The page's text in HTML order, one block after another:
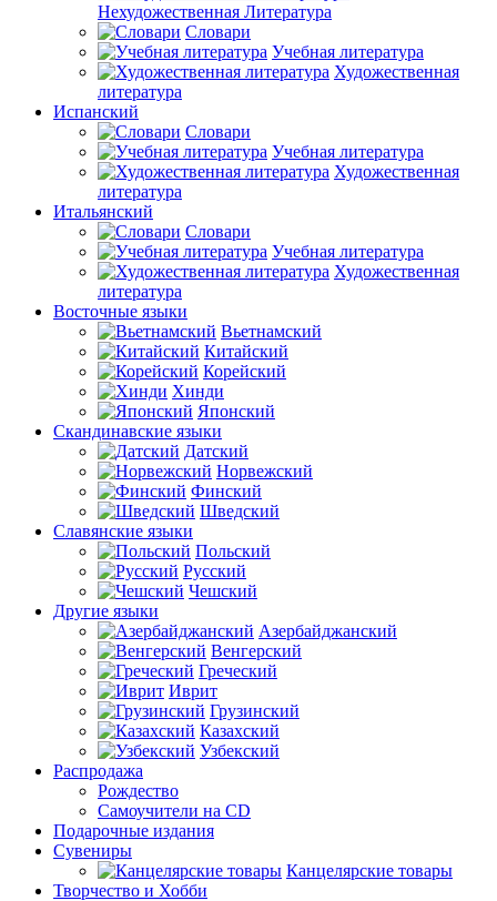
Нехудожественная Литература
Словари
Учебная литература
Художественная
литература
Испанский
Словари
Учебная литература
Художественная
литература
Итальянский
Словари
Учебная литература
Художественная
литература
Восточные языки
Вьетнамский
Китайский
Корейский
Хинди
Японский
Скандинавские языки
Датский
Норвежский
Финский
Шведский
Славянские языки
Польский
Русский
Чешский
Другие языки
Азербайджанский
Венгерский
Греческий
Иврит
Грузинский
Казахский
Узбекский
Распродажа
Рождество
Самоучители на CD
Подарочные издания
Сувениры
Канцелярские товары
Творчество и Хобби